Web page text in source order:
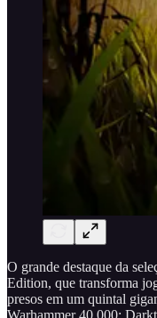
O grande destaque da
Edition, que transforma
presos em um quintal
Warhammer 40,000: